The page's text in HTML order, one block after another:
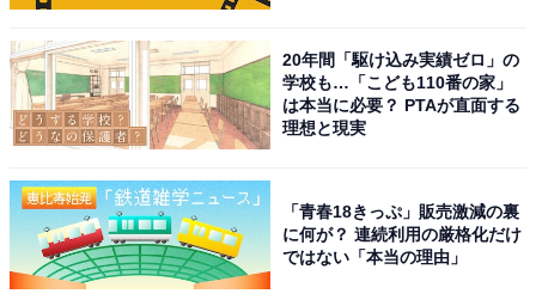
20年間「駆け込み実績ゼロ」の
学校も…「こども110番の家」
は本当に必要？ PTAが直面する
理想と現実
「青春18きっぷ」販売激減の裏
に何が？ 連続利用の厳格化だけ
ではない「本当の理由」